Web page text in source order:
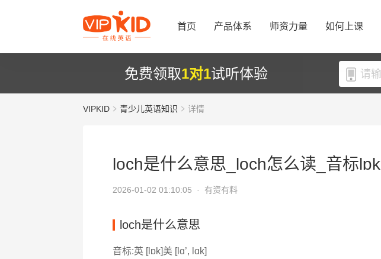
首页 产品体系 师资力量 如何上课
免费领取1对1试听体验
VIPKID 青少儿英语知识 详情
loch是什么意思_loch怎么读_音标lɒk
2026-01-02 01:10:05 · 有资有料
loch是什么意思
音标:英 [lɒk]美 [lɑ’, lɑk]